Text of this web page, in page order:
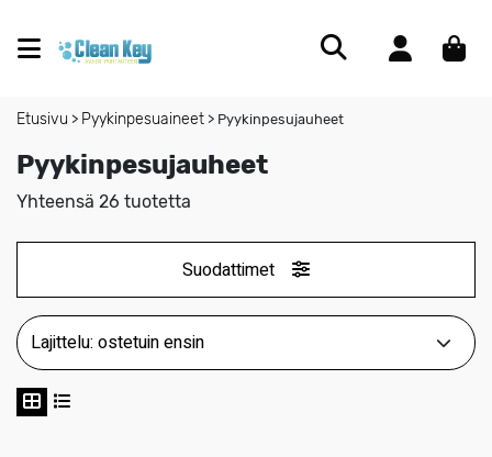
Etusivu > Pyykinpesuaineet > Pyykinpesujauheet
Pyykinpesujauheet
Yhteensä 26 tuotetta
Suodattimet